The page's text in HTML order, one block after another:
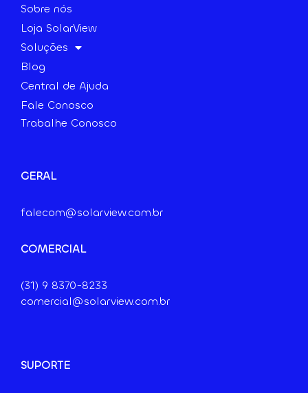
Sobre nós
Loja SolarView
Soluções
Blog
Central de Ajuda
Fale Conosco
Trabalhe Conosco
GERAL
falecom@solarview.com.br
COMERCIAL
(31) 9 8370-8233
comercial@solarview.com.br
SUPORTE